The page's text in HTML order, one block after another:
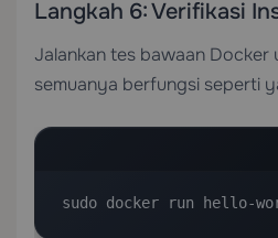
Langkah 6: Verifikasi
Jalankan tes bawaan Docker
semuanya berfungsi seperti
sudo docker run hello-